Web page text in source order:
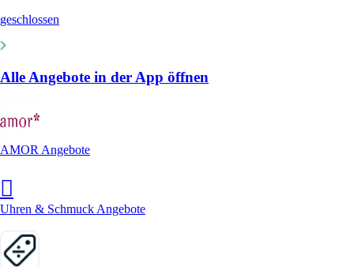
geschlossen
Alle Angebote in der App öffnen
AMOR Angebote
Uhren & Schmuck Angebote